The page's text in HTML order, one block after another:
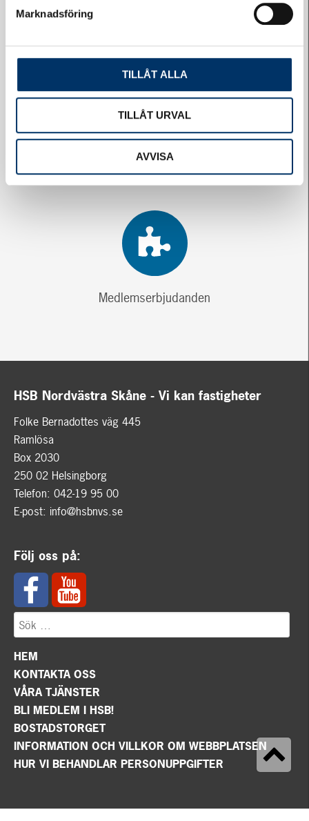
Marknadsföring
TILLÅT ALLA
TILLÅT URVAL
AVVISA
Logga in på HSB-porten
Medlemserbjudanden
HSB Nordvästra Skåne - Vi kan fastigheter
Folke Bernadottes väg 445
Ramlösa
Box 2030
250 02 Helsingborg
Telefon: 042-19 95 00
E-post: info@hsbnvs.se
Följ oss på:
HEM
KONTAKTA OSS
VÅRA TJÄNSTER
BLI MEDLEM I HSB!
BOSTADSTORGET
INFORMATION OCH VILLKOR OM WEBBPLATSEN
HUR VI BEHANDLAR PERSONUPPGIFTER